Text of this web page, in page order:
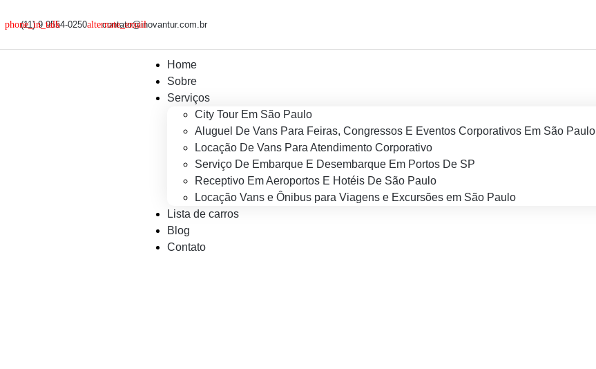
(11) 9 9554-0250 contato@inovantur.com.br
Home
Sobre
Serviços
City Tour Em São Paulo
Aluguel De Vans Para Feiras, Congressos E Eventos Corporativos Em São Paulo
Locação De Vans Para Atendimento Corporativo
Serviço De Embarque E Desembarque Em Portos De SP
Receptivo Em Aeroportos E Hotéis De São Paulo
Locação Vans e Ônibus para Viagens e Excursões em São Paulo
Lista de carros
Blog
Contato